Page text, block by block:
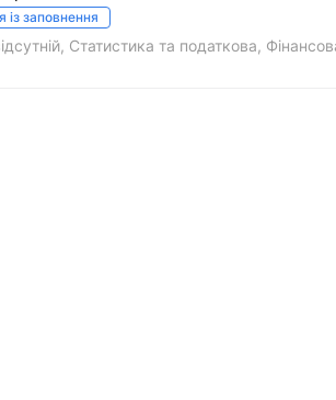
із заповнення
Статистика та податкова